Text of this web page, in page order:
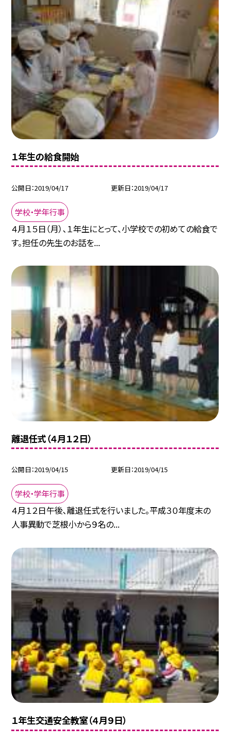
１年生の給食開始
公開日 2019/04/17 更新日 2019/04/17
学校・学年行事
４月１５日（月）、１年生にとって、小学校での初めての給食で
す。担任の先生のお話を...
離退任式（４月１２日）
公開日 2019/04/15 更新日 2019/04/15
学校・学年行事
４月１２日午後、離退任式を行いました。平成３０年度末の
人事異動で芝根小から９名の...
１年生交通安全教室（４月９日）